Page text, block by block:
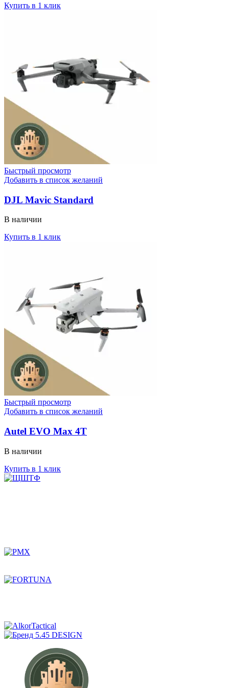
Купить в 1 клик
Быстрый просмотр
Добавить в список желаний
DJL Mavic Standard
В наличии
Купить в 1 клик
Быстрый просмотр
Добавить в список желаний
Autel EVO Max 4T
В наличии
Купить в 1 клик